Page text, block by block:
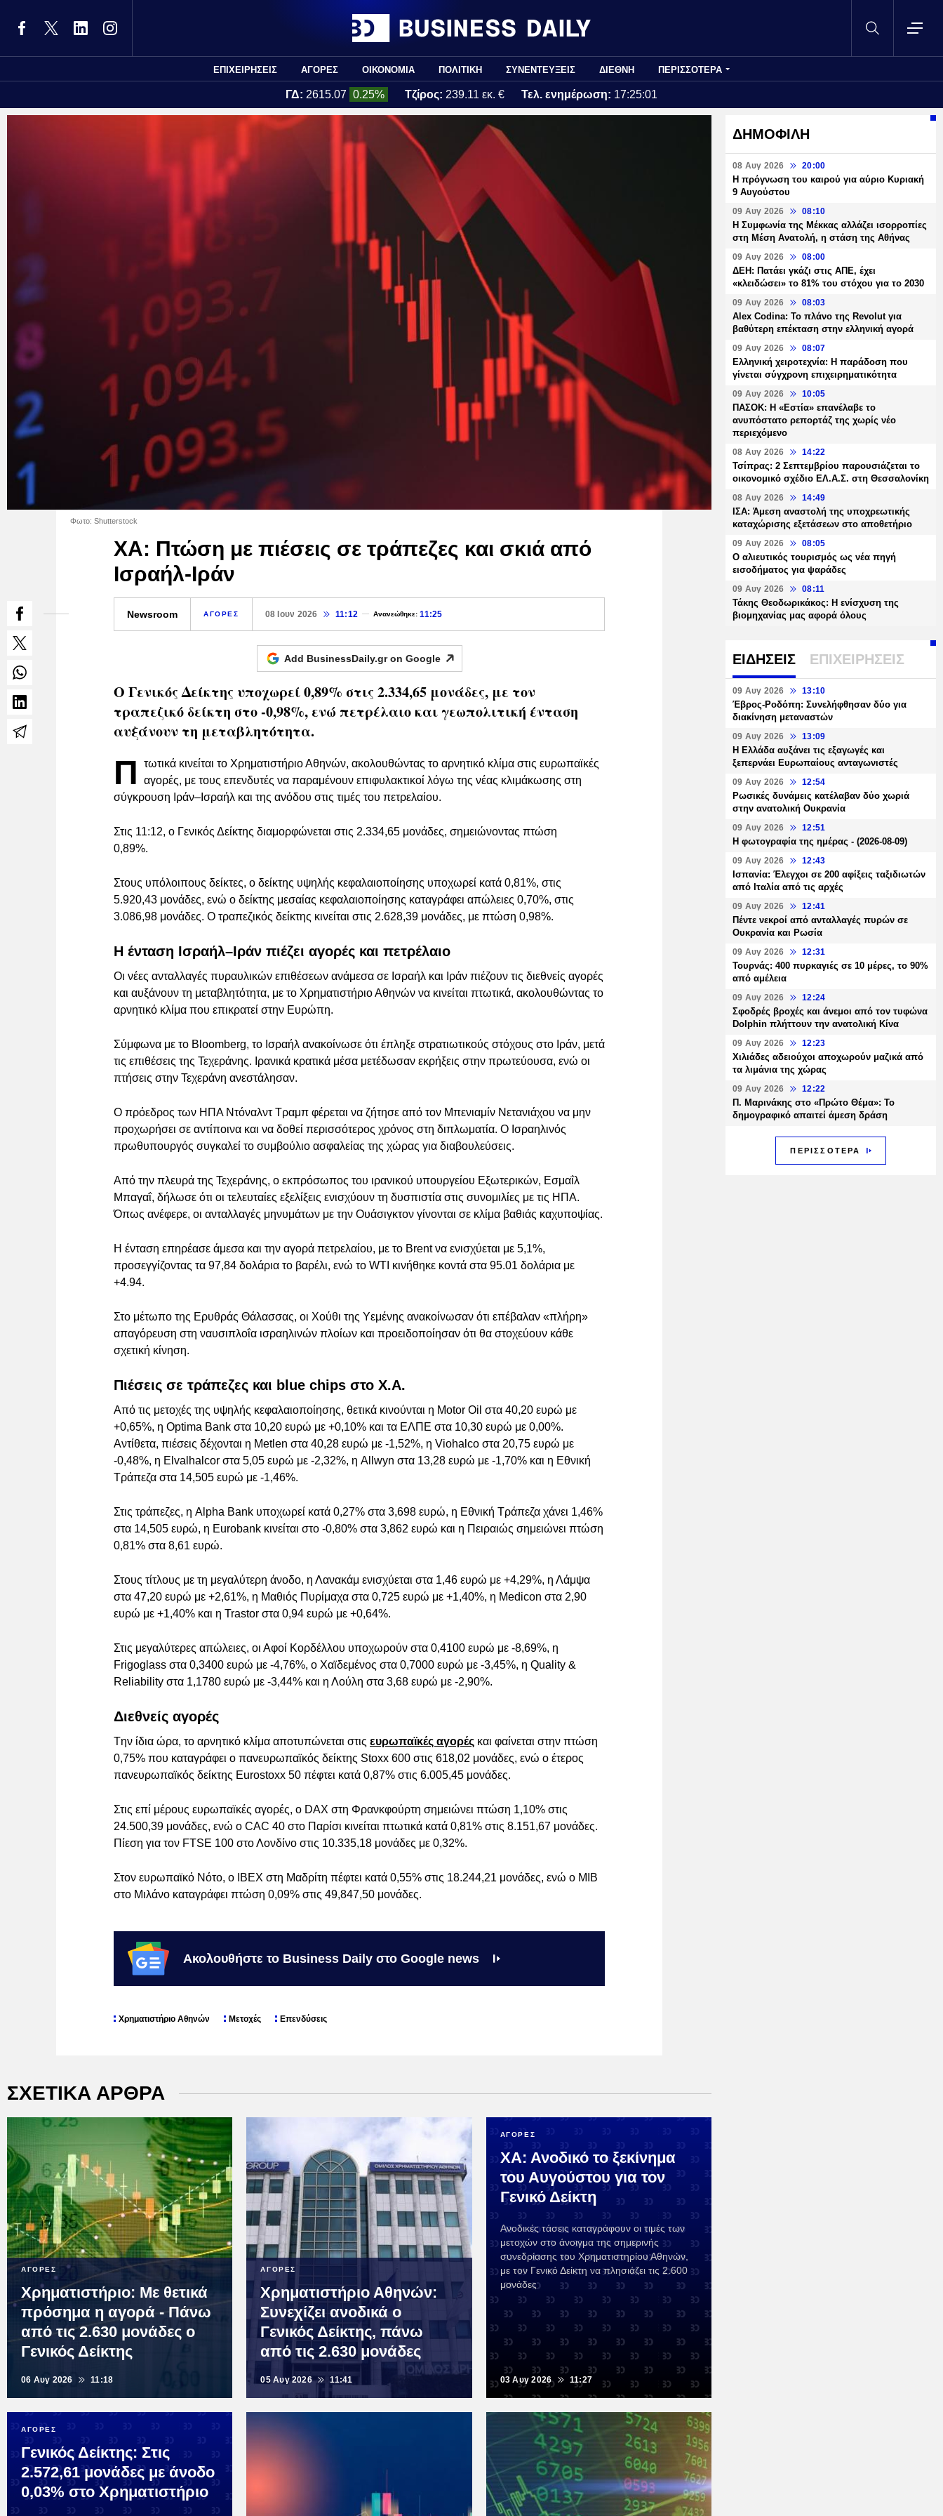
ΕΠΙΧΕΙΡΗΣΕΙΣ ΑΓΟΡΕΣ ΟΙΚΟΝΟΜΙΑ ΠΟΛΙΤΙΚΗ ΣΥΝΕΝΤΕΥΞΕΙΣ ΔΙΕΘΝΗ ΠΕΡΙΣΣΟΤΕΡΑ
ΓΔ: 2615.07 0.25% Τζίρος: 239.11 εκ. € Τελ. ενημέρωση: 17:25:01
Φωτο: Shutterstock
ΧΑ: Πτώση με πιέσεις σε τράπεζες και σκιά από
Ισραήλ-Ιράν
Newsroom ΑΓΟΡΕΣ 08 Ιουν 2026 11:12 Ανανεώθηκε: 11:25
Add BusinessDaily.gr on Google
Ο Γενικός Δείκτης υποχωρεί 0,89% στις 2.334,65 μονάδες, με τον
τραπεζικό δείκτη στο -0,98%, ενώ πετρέλαιο και γεωπολιτική ένταση
αυξάνουν τη μεταβλητότητα.
Π
τωτικά κινείται το Χρηματιστήριο Αθηνών, ακολουθώντας το αρνητικό κλίμα στις ευρωπαϊκές
αγορές, με τους επενδυτές να παραμένουν επιφυλακτικοί λόγω της νέας κλιμάκωσης στη
σύγκρουση Ιράν–Ισραήλ και της ανόδου στις τιμές του πετρελαίου.
Στις 11:12, ο Γενικός Δείκτης διαμορφώνεται στις 2.334,65 μονάδες, σημειώνοντας πτώση
0,89%.
Στους υπόλοιπους δείκτες, ο δείκτης υψηλής κεφαλαιοποίησης υποχωρεί κατά 0,81%, στις
5.920,43 μονάδες, ενώ ο δείκτης μεσαίας κεφαλαιοποίησης καταγράφει απώλειες 0,70%, στις
3.086,98 μονάδες. Ο τραπεζικός δείκτης κινείται στις 2.628,39 μονάδες, με πτώση 0,98%.
Η ένταση Ισραήλ–Ιράν πιέζει αγορές και πετρέλαιο
Οι νέες ανταλλαγές πυραυλικών επιθέσεων ανάμεσα σε Ισραήλ και Ιράν πιέζουν τις διεθνείς αγορές
και αυξάνουν τη μεταβλητότητα, με το Χρηματιστήριο Αθηνών να κινείται πτωτικά, ακολουθώντας το
αρνητικό κλίμα που επικρατεί στην Ευρώπη.
Σύμφωνα με το Bloomberg, το Ισραήλ ανακοίνωσε ότι έπληξε στρατιωτικούς στόχους στο Ιράν, μετά
τις επιθέσεις της Τεχεράνης. Ιρανικά κρατικά μέσα μετέδωσαν εκρήξεις στην πρωτεύουσα, ενώ οι
πτήσεις στην Τεχεράνη ανεστάλησαν.
Ο πρόεδρος των ΗΠΑ Ντόναλντ Τραμπ φέρεται να ζήτησε από τον Μπενιαμίν Νετανιάχου να μην
προχωρήσει σε αντίποινα και να δοθεί περισσότερος χρόνος στη διπλωματία. Ο Ισραηλινός
πρωθυπουργός συγκαλεί το συμβούλιο ασφαλείας της χώρας για διαβουλεύσεις.
Από την πλευρά της Τεχεράνης, ο εκπρόσωπος του ιρανικού υπουργείου Εξωτερικών, Εσμαΐλ
Μπαγαΐ, δήλωσε ότι οι τελευταίες εξελίξεις ενισχύουν τη δυσπιστία στις συνομιλίες με τις ΗΠΑ.
Όπως ανέφερε, οι ανταλλαγές μηνυμάτων με την Ουάσιγκτον γίνονται σε κλίμα βαθιάς καχυποψίας.
Η ένταση επηρέασε άμεσα και την αγορά πετρελαίου, με το Brent να ενισχύεται με 5,1%,
προσεγγίζοντας τα 97,84 δολάρια το βαρέλι, ενώ το WTI κινήθηκε κοντά στα 95.01 δολάρια με
+4.94.
Στο μέτωπο της Ερυθράς Θάλασσας, οι Χούθι της Υεμένης ανακοίνωσαν ότι επέβαλαν «πλήρη»
απαγόρευση στη ναυσιπλοΐα ισραηλινών πλοίων και προειδοποίησαν ότι θα στοχεύουν κάθε
σχετική κίνηση.
Πιέσεις σε τράπεζες και blue chips στο Χ.Α.
Από τις μετοχές της υψηλής κεφαλαιοποίησης, θετικά κινούνται η Motor Oil στα 40,20 ευρώ με
+0,65%, η Optima Bank στα 10,20 ευρώ με +0,10% και τα ΕΛΠΕ στα 10,30 ευρώ με 0,00%.
Αντίθετα, πιέσεις δέχονται η Metlen στα 40,28 ευρώ με -1,52%, η Viohalco στα 20,75 ευρώ με
-0,48%, η Elvalhalcor στα 5,05 ευρώ με -2,32%, η Allwyn στα 13,28 ευρώ με -1,70% και η Εθνική
Τράπεζα στα 14,505 ευρώ με -1,46%.
Στις τράπεζες, η Alpha Bank υποχωρεί κατά 0,27% στα 3,698 ευρώ, η Εθνική Τράπεζα χάνει 1,46%
στα 14,505 ευρώ, η Eurobank κινείται στο -0,80% στα 3,862 ευρώ και η Πειραιώς σημειώνει πτώση
0,81% στα 8,61 ευρώ.
Στους τίτλους με τη μεγαλύτερη άνοδο, η Λανακάμ ενισχύεται στα 1,46 ευρώ με +4,29%, η Λάμψα
στα 47,20 ευρώ με +2,61%, η Μαθιός Πυρίμαχα στα 0,725 ευρώ με +1,40%, η Medicon στα 2,90
ευρώ με +1,40% και η Trastor στα 0,94 ευρώ με +0,64%.
Στις μεγαλύτερες απώλειες, οι Αφοί Κορδέλλου υποχωρούν στα 0,4100 ευρώ με -8,69%, η
Frigoglass στα 0,3400 ευρώ με -4,76%, ο Χαϊδεμένος στα 0,7000 ευρώ με -3,45%, η Quality &
Reliability στα 1,1780 ευρώ με -3,44% και η Λούλη στα 3,68 ευρώ με -2,90%.
Διεθνείς αγορές
Tην ίδια ώρα, το αρνητικό κλίμα αποτυπώνεται στις ευρωπαϊκές αγορές και φαίνεται στην πτώση
0,75% που καταγράφει ο πανευρωπαϊκός δείκτης Stoxx 600 στις 618,02 μονάδες, ενώ ο έτερος
πανευρωπαϊκός δείκτης Eurostoxx 50 πέφτει κατά 0,87% στις 6.005,45 μονάδες.
Στις επί μέρους ευρωπαϊκές αγορές, ο DAX στη Φρανκφούρτη σημειώνει πτώση 1,10% στις
24.500,39 μονάδες, ενώ ο CAC 40 στο Παρίσι κινείται πτωτικά κατά 0,81% στις 8.151,67 μονάδες.
Πίεση για τον FTSE 100 στο Λονδίνο στις 10.335,18 μονάδες με 0,32%.
Στον ευρωπαϊκό Νότο, ο ΙΒΕΧ στη Μαδρίτη πέφτει κατά 0,55% στις 18.244,21 μονάδες, ενώ ο ΜΙΒ
στο Μιλάνο καταγράφει πτώση 0,09% στις 49,847,50 μονάδες.
Ακολουθήστε το Business Daily στο Google news
Χρηματιστήριο Αθηνών Μετοχές Επενδύσεις
ΣΧΕΤΙΚΑ ΑΡΘΡΑ
ΑΓΟΡΕΣ
Χρηματιστήριο: Με θετικά
πρόσημα η αγορά - Πάνω
από τις 2.630 μονάδες ο
Γενικός Δείκτης
06 Αυγ 2026 11:18
ΑΓΟΡΕΣ
Χρηματιστήριο Αθηνών:
Συνεχίζει ανοδικά ο
Γενικός Δείκτης, πάνω
από τις 2.630 μονάδες
05 Αυγ 2026 11:41
ΑΓΟΡΕΣ
ΧΑ: Ανοδικό το ξεκίνημα
του Αυγούστου για τον
Γενικό Δείκτη
Ανοδικές τάσεις καταγράφουν οι τιμές των
μετοχών στο άνοιγμα της σημερινής
συνεδρίασης του Χρηματιστηρίου Αθηνών,
με τον Γενικό Δείκτη να πλησιάζει τις 2.600
μονάδες
03 Αυγ 2026 11:27
ΑΓΟΡΕΣ
Γενικός Δείκτης: Στις
2.572,61 μονάδες με άνοδο
0,03% στο Χρηματιστήριο
ΔΗΜΟΦΙΛΗ
08 Αυγ 2026 20:00
Η πρόγνωση του καιρού για αύριο Κυριακή
9 Αυγούστου
09 Αυγ 2026 08:10
Η Συμφωνία της Μέκκας αλλάζει ισορροπίες
στη Μέση Ανατολή, η στάση της Αθήνας
09 Αυγ 2026 08:00
ΔΕΗ: Πατάει γκάζι στις ΑΠΕ, έχει
«κλειδώσει» το 81% του στόχου για το 2030
09 Αυγ 2026 08:03
Alex Codina: Το πλάνο της Revolut για
βαθύτερη επέκταση στην ελληνική αγορά
09 Αυγ 2026 08:07
Ελληνική χειροτεχνία: Η παράδοση που
γίνεται σύγχρονη επιχειρηματικότητα
09 Αυγ 2026 10:05
ΠΑΣΟΚ: Η «Εστία» επανέλαβε το
ανυπόστατο ρεπορτάζ της χωρίς νέο
περιεχόμενο
08 Αυγ 2026 14:22
Τσίπρας: 2 Σεπτεμβρίου παρουσιάζεται το
οικονομικό σχέδιο ΕΛ.Α.Σ. στη Θεσσαλονίκη
08 Αυγ 2026 14:49
ΙΣΑ: Άμεση αναστολή της υποχρεωτικής
καταχώρισης εξετάσεων στο αποθετήριο
09 Αυγ 2026 08:05
Ο αλιευτικός τουρισμός ως νέα πηγή
εισοδήματος για ψαράδες
09 Αυγ 2026 08:11
Τάκης Θεοδωρικάκος: Η ενίσχυση της
βιομηχανίας μας αφορά όλους
ΕΙΔΗΣΕΙΣ ΕΠΙΧΕΙΡΗΣΕΙΣ
09 Αυγ 2026 13:10
Έβρος-Ροδόπη: Συνελήφθησαν δύο για
διακίνηση μεταναστών
09 Αυγ 2026 13:09
Η Ελλάδα αυξάνει τις εξαγωγές και
ξεπερνάει Ευρωπαίους ανταγωνιστές
09 Αυγ 2026 12:54
Ρωσικές δυνάμεις κατέλαβαν δύο χωριά
στην ανατολική Ουκρανία
09 Αυγ 2026 12:51
Η φωτογραφία της ημέρας - (2026-08-09)
09 Αυγ 2026 12:43
Ισπανία: Έλεγχοι σε 200 αφίξεις ταξιδιωτών
από Ιταλία από τις αρχές
09 Αυγ 2026 12:41
Πέντε νεκροί από ανταλλαγές πυρών σε
Ουκρανία και Ρωσία
09 Αυγ 2026 12:31
Τουρνάς: 400 πυρκαγιές σε 10 μέρες, το 90%
από αμέλεια
09 Αυγ 2026 12:24
Σφοδρές βροχές και άνεμοι από τον τυφώνα
Dolphin πλήττουν την ανατολική Κίνα
09 Αυγ 2026 12:23
Χιλιάδες αδειούχοι αποχωρούν μαζικά από
τα λιμάνια της χώρας
09 Αυγ 2026 12:22
Π. Μαρινάκης στο «Πρώτο Θέμα»: Το
δημογραφικό απαιτεί άμεση δράση
ΠΕΡΙΣΣΟΤΕΡΑ